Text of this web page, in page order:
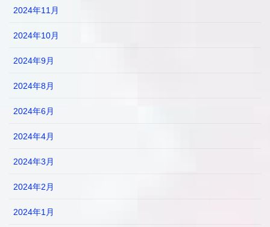
2024年11月
2024年10月
2024年9月
2024年8月
2024年6月
2024年4月
2024年3月
2024年2月
2024年1月